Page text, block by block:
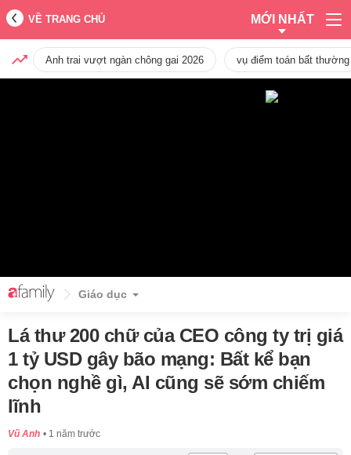
VỀ TRANG CHỦ MỚI NHẤT
Anh trai vượt ngàn chông gai 2026 vụ điểm toán bất
Giáo dục
Lá thư 200 chữ của CEO công ty trị giá
1 tỷ USD gây bão mạng: Bất kể bạn
chọn nghề gì, AI cũng sẽ sớm chiếm
lĩnh
Vũ Anh 1 năm trước